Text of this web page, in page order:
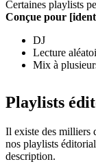
Certaines playlists
Conçue pour
DJ
Lecture
Mix à
Playlists
Il existe des milliers
nos playlists
description.